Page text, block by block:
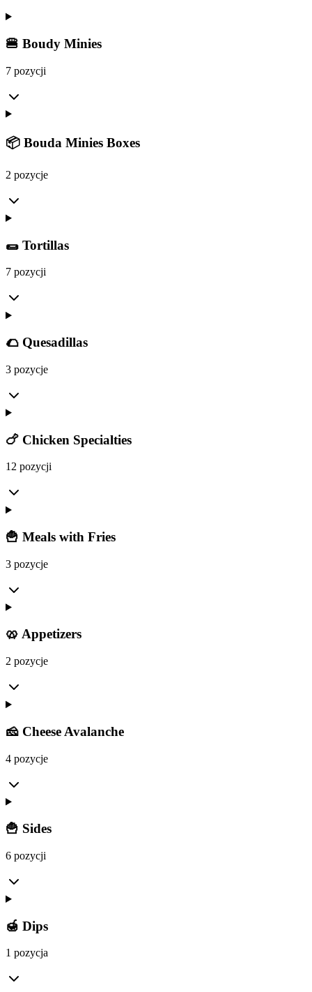
🍔 Boudy Minies
7 pozycji
📦 Bouda Minies Boxes
2 pozycje
🌯 Tortillas
7 pozycji
🌮 Quesadillas
3 pozycje
🍗 Chicken Specialties
12 pozycji
🍟 Meals with Fries
3 pozycje
🥨 Appetizers
2 pozycje
🧀 Cheese Avalanche
4 pozycje
🍟 Sides
6 pozycji
🍯 Dips
1 pozycja